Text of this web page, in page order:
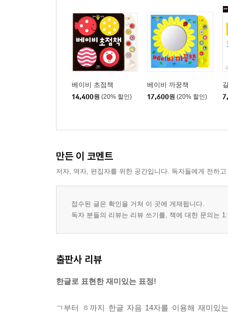
베이비 초점책
14,400원 (20% 할인)
베이비 까꿍책
17,600원 (20% 할인)
만든 이 코멘트
저자, 역자, 편집자를 위한 공간입니다. 독자들에게 전하
접수된 글은 확인을 거쳐 이 곳에 게재됩니다.
독자 분들의 리뷰는 리뷰 쓰기를, 책에 대한 문의는
출판사 리뷰
한글로 표현한 재미있는 표정!
ㄱ부터 ㅎ까지 한글 자음 14자를 이용해 재미있